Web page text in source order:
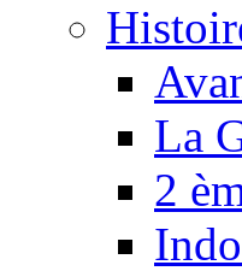
La
2